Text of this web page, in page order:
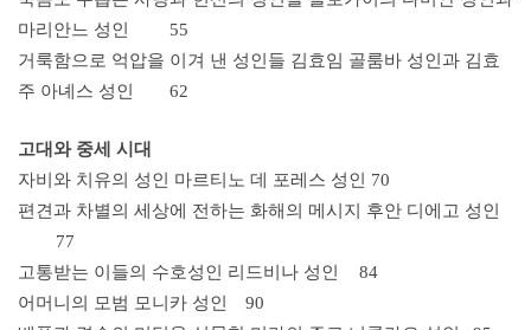
마리안느 성인
55
거룩함으로 억압을 이겨 낸 성인들 김효임 골룸바 성인과 김효
주 아녜스 성인
62
고대와 중세 시대
자비와 치유의 성인 마르티노 데 포레스 성인 70
편견과 차별의 세상에 전하는 화해의 메시지 후안 디에고 성인
77
고통받는 이들의 수호성인 리드비나 성인
84
어머니의 모범 모니카 성인
90